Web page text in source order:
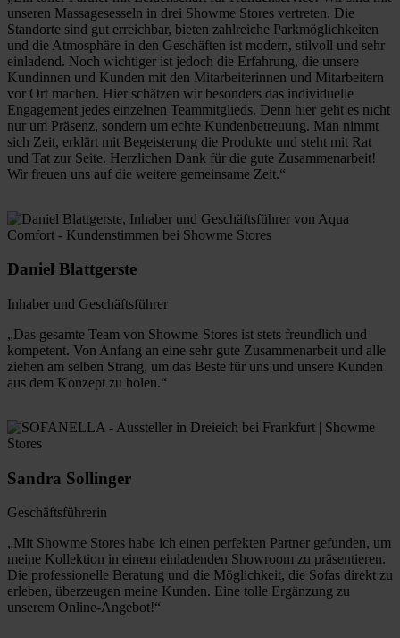
unseren Massagesesseln in drei Showme Stores vertreten. Die
Standorte sind gut erreichbar, bieten zahlreiche Parkmöglichkeiten
und die Atmosphäre in den Geschäften ist modern, stilvoll und sehr
einladend. Noch wichtiger ist jedoch die Erfahrung, die unsere
Kundinnen und Kunden mit den Mitarbeiterinnen und Mitarbeitern
vor Ort machen. Hier schätzen wir besonders das individuelle
Engagement jedes einzelnen Teammitglieds. Denn hier geht es nicht
nur um Präsenz, sondern um echte Kundenbetreuung. Man nimmt
sich Zeit, erklärt mit Begeisterung die Produkte und steht mit Rat
und Tat zur Seite. Herzlichen Dank für die gute Zusammenarbeit!
Wir freuen uns auf die weitere gemeinsame Zeit.“
Daniel Blattgerste
Inhaber und Geschäftsführer
„Das gesamte Team von Showme-Stores ist stets freundlich und
kompetent. Von Anfang an eine sehr gute Zusammenarbeit und alle
ziehen am selben Strang, um das Beste für uns und unsere Kunden
aus dem Konzept zu holen.“
Sandra Sollinger
Geschäftsführerin
„Mit Showme Stores habe ich einen perfekten Partner gefunden, um
meine Kollektion in einem einladenden Showroom zu präsentieren.
Die professionelle Beratung und die Möglichkeit, die Sofas direkt zu
erleben, überzeugen meine Kunden. Eine tolle Ergänzung zu
unserem Online-Angebot!“